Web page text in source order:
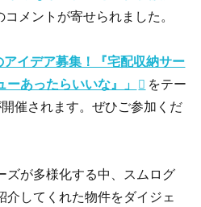
メントが寄せられました。
アイデア募集！『宅配収納サー
あったらいいな』」
をテー
催されます。ぜひご参加くだ
ズが多様化する中、スムログ
介してくれた物件をダイジェ